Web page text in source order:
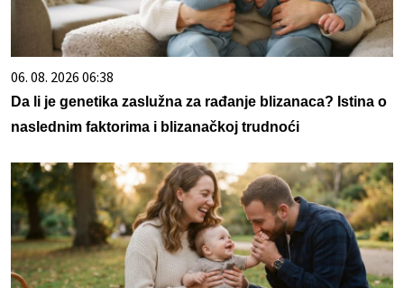
06. 08. 2026 06:38
Da li je genetika zaslužna za rađanje blizanaca? Istina o
naslednim faktorima i blizanačkoj trudnoći